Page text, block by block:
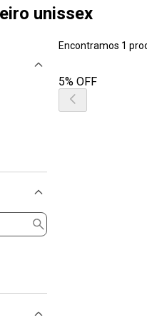
unissex
Encontramos 1
5% OFF